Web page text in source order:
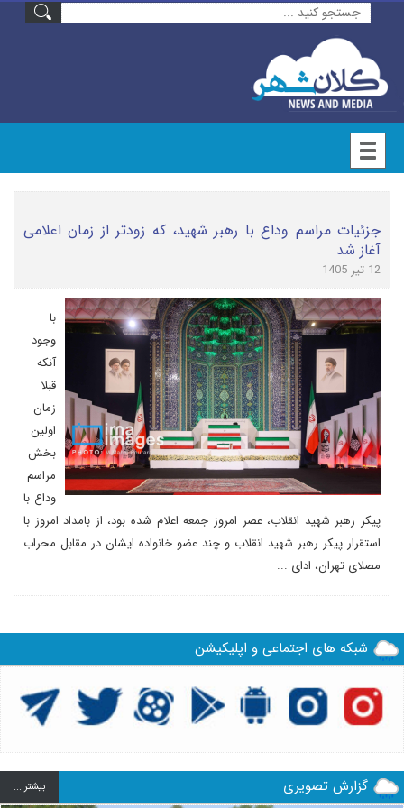
جزئیات مراسم وداع با رهبر شهید، که زودتر از زمان اعلامی
آغاز شد
12 تیر 1405
با
وجود
آنکه
قبلا
زمان
اولین
بخش
مراسم
وداع با
پیکر رهبر شهید انقلاب، عصر امروز جمعه اعلام شده بود، از بامداد امروز با
استقرار پیکر رهبر شهید انقلاب و چند عضو خانواده ایشان در مقابل محراب
مصلای تهران، ادای ...
شبکه های اجتماعی و اپلیکیشن
گزارش تصویری بيشتر ...